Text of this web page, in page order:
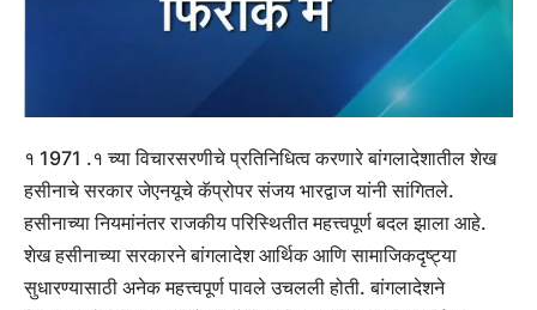
१ 1971 .१ च्या विचारसरणीचे प्रतिनिधित्व करणारे बांगलादेशातील शेख
हसीनाचे सरकार जेएनयूचे कॅप्रोपर संजय भारद्वाज यांनी सांगितले.
हसीनाच्या नियमांनंतर राजकीय परिस्थितीत महत्त्वपूर्ण बदल झाला आहे.
शेख हसीनाच्या सरकारने बांगलादेश आर्थिक आणि सामाजिकदृष्ट्या
सुधारण्यासाठी अनेक महत्त्वपूर्ण पावले उचलली होती. बांगलादेशने